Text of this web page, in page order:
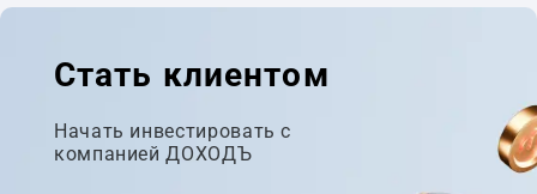
Стать клиентом
Начать инвестировать с
компанией ДОХОДЪ